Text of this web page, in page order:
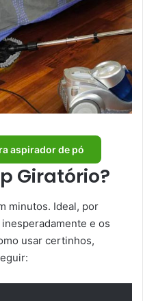
aspirador de pó
Giratório?
minutos. Ideal, por
e os
usar certinhos,